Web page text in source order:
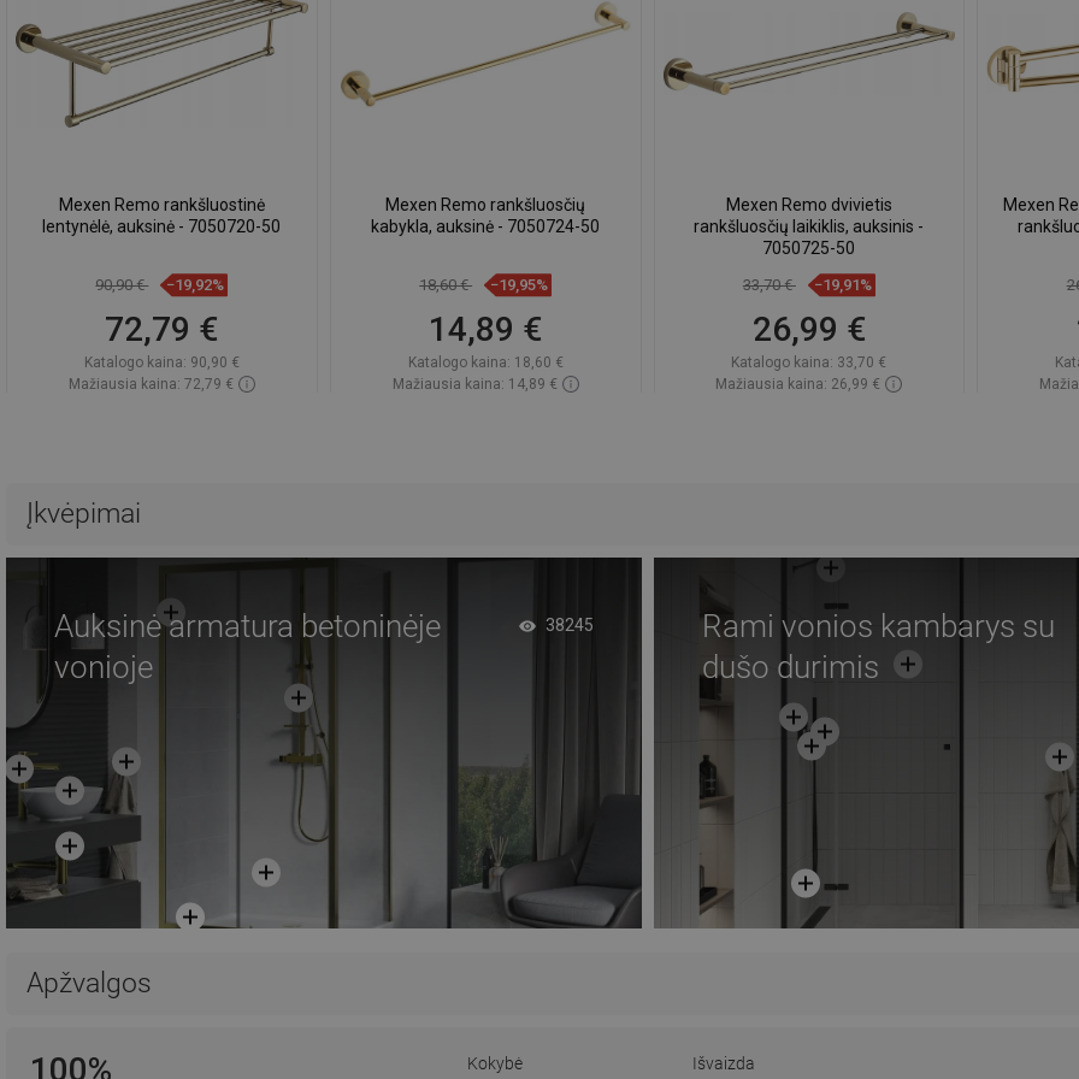
Mexen Remo rankšluostinė
lentynėlė, auksinė - 7050720-50
90,90 € −19,92%
72,79 €
Katalogo kaina: 90,90 €
Mažiausia kaina: 72,79 €
Palyginti
Mexen Remo rankšluosčių
kabykla, auksinė - 7050724-50
18,60 € −19,95%
14,89 €
Katalogo kaina: 18,60 €
Mažiausia kaina: 14,89 €
Mexen Remo dvivietis
rankšluosčių laikiklis, auksinis -
7050725-50
33,70 € −19,91%
26,99 €
Katalogo kaina: 33,70 €
Mažiausia kaina: 26,99 €
Mexen
Įkvėpimai
Auksinė armatura betoninėje
vonioje
38245
Rami vonios kambarys su
dušo durimis
Apžvalgos
100% Kokybė Išvaizda